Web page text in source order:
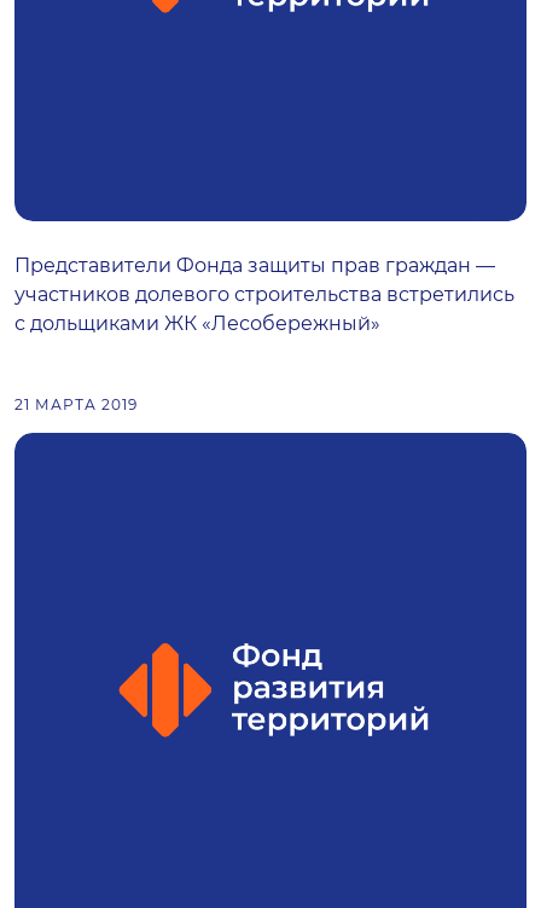
Представители Фонда защиты прав граждан —
участников долевого строительства встретились
с дольщиками ЖК «Лесобережный»
21 МАРТА 2019